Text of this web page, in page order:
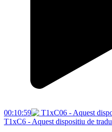
00:10:59
T1xC6 - Aquest dispositiu de